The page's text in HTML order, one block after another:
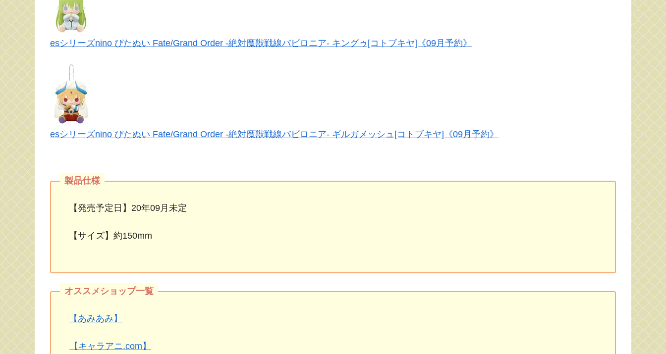
esシリーズnino ぴたぬい Fate/Grand Order -絶対魔獣戦線バビロニア- キングゥ[コトブキヤ]《09月予約》
esシリーズnino ぴたぬい Fate/Grand Order -絶対魔獣戦線バビロニア- ギルガメッシュ[コトブキヤ]《09月予約》
【発売予定日】20年09月未定
【サイズ】約150mm
【あみあみ】
【キャラアニ.com】